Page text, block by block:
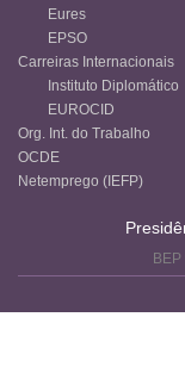
Eures
EPSO
Carreiras Internacionais
Instituto Diplomático
EUROCID
Org. Int. do Trabalho
OCDE
Netemprego (IEFP)